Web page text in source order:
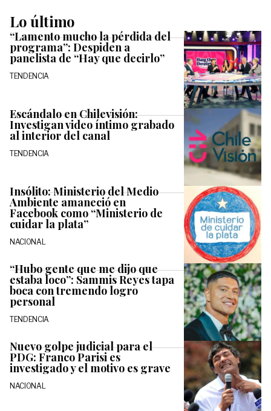
Lo último
“Lamento mucho la pérdida del
programa”: Despiden a
panelista de “Hay que decirlo”
TENDENCIA
Escándalo en Chilevisión:
Investigan video íntimo grabado
al interior del canal
TENDENCIA
Insólito: Ministerio del Medio
Ambiente amaneció en
Facebook como “Ministerio de
cuidar la plata”
NACIONAL
“Hubo gente que me dijo que
estaba loco”: Sammis Reyes tapa
boca con tremendo logro
personal
TENDENCIA
Nuevo golpe judicial para el
PDG: Franco Parisi es
investigado y el motivo es grave
NACIONAL